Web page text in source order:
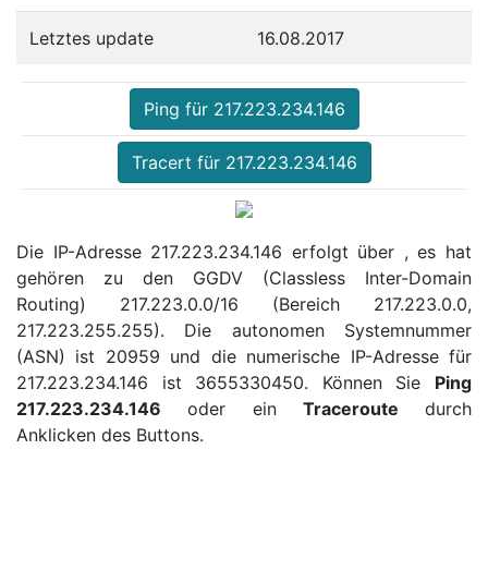
Letztes update 16.08.2017
Ping für 217.223.234.146
Tracert für 217.223.234.146
Die IP-Adresse 217.223.234.146 erfolgt über , es hat
gehören zu den GGDV (Classless Inter-Domain
Routing) 217.223.0.0/16 (Bereich 217.223.0.0,
217.223.255.255). Die autonomen Systemnummer
(ASN) ist 20959 und die numerische IP-Adresse für
217.223.234.146 ist 3655330450. Können Sie Ping
217.223.234.146 oder ein Traceroute durch
Anklicken des Buttons.